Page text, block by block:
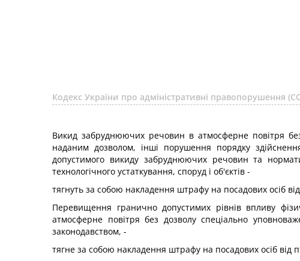
Кодекс України про адміністративні правопорушення
Викид забруднюючих речовин в атмосферне повітря
наданим дозволом, інші порушення порядку
допустимого викиду забруднюючих речовин та
технологічного устаткування, споруд і об'єктів -
тягнуть за собою накладення штрафу на посадових осіб
Перевищення гранично допустимих рівнів впливу
атмосферне повітря без дозволу спеціально
законодавством, -
тягне за собою накладення штрафу на посадових осіб від